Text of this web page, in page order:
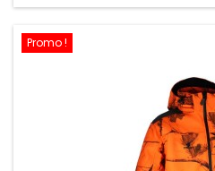
Promo !